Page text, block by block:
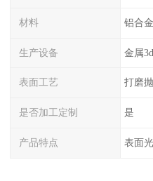
材料 铝合
生产设备 金属
表面工艺 打磨
是否加工定制 是
产品特点 表面